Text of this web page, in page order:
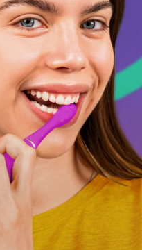
我的訂單
我的地址
我的訂閱
Русский
繁體中文
預計送達日期 8/10/26
預計送達日期8/9/26
預計送達日期 8/9/26
預計送達日期 8/12/26